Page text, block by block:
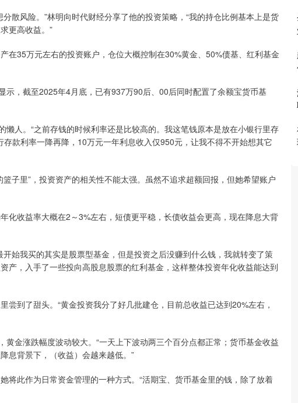
散风险。”林明向时代财经分享了他的投资策略，“我的持仓比例基本上是货
更高收益。”
在35万元左右的投资账户，仓位大概控制在30%黄金、50%债基、红利基金
示，截至2025年4月底，已有937万90后、00后同时配置了余额宝货币基
懒人。“之前存钱的时候利率还是比较高的。我这笔钱原本是放在小银行里存
款利率一降再降，10万元一年利息收入仅950元，让我不得不开始想其它
子里”，投资资产的相关性不能太强。虽然不追求超额回报，但她希望账户
化收益率大概在2～3%左右，短债更平稳，长债收益会更高，现在降息大背
始我买的其实是股票型基金，但是投资之后没赚到什么钱，我就转变了策
产，入手了一些投向高股息股票的红利基金，这样整体投资年化收益能达到
到了甜头。“黄金投资我分了好几批建仓，目前总收益已达到20%左右，
黄金涨跌幅度波动较大。“一天上下波动两三个百分点都正常；货币基金收益
息背景下，（收益）会越来越低。”
将此作为日常资金管理的一种方式。“活期宝、货币基金里的钱，除了放着